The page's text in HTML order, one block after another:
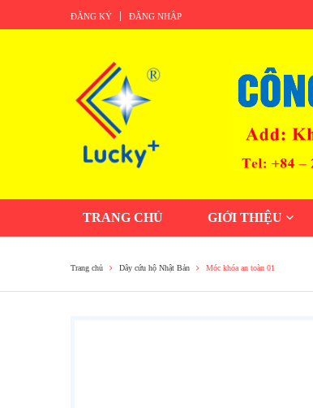
ĐĂNG KÝ ĐĂNG NHẬP
TRANG CHỦ GIỚI THIỆU
Trang chủ Dây cứu hộ Nhật Bản Móc khóa an toàn 01